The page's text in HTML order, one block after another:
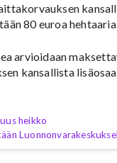
80 euroa
arvioidaan
kansallista
heikko